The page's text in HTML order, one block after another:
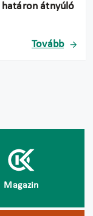
határon átnyúló
Tovább
Magazin